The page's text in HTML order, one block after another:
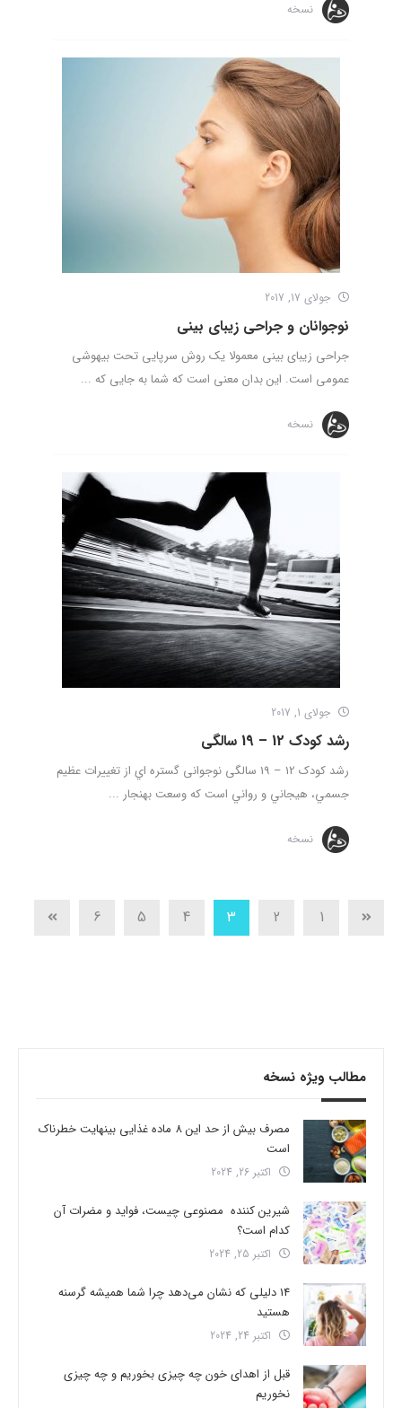
نسخه
جولای 17, 2017
نوجوانان و جراحی زیبای بینی
جراحی زیبای بینی معمولا یک روش سرپایی تحت بیهوشی
عمومی است. این بدان معنی است که شما به جایی که ...
نسخه
جولای 1, 2017
رشد کودک 12 – 19 سالگی
رشد کودک 12 – 19 سالگی نوجوانی گستره اي از تغييرات عظيم
جسمي، هيجاني و رواني است كه وسعت بهنجار ...
نسخه
1
2
3
4
5
6
مطالب ویژه نسخه
مصرف بیش از حد این 8 ماده غذایی بینهایت خطرناک
است
اکتبر 26, 2024
شیرین کننده مصنوعی چیست، فواید و مضرات آن
کدام است؟
اکتبر 25, 2024
14 دلیلی که نشان می‌دهد چرا شما همیشه گرسنه
هستید
اکتبر 24, 2024
قبل از اهدای خون چه چیزی بخوریم و چه چیزی
نخوریم